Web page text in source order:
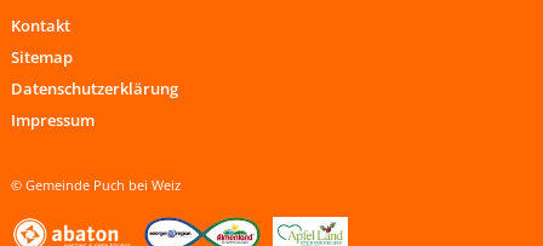
Kontakt
Sitemap
Datenschutzerklärung
Impressum
© Gemeinde Puch bei Weiz